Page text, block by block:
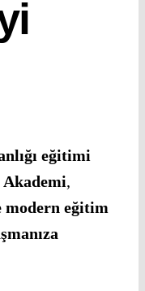
eğitimi
,
modern eğitim